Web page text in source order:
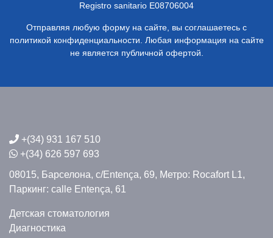
Registro sanitario E08706004
Отправляя любую форму на сайте, вы соглашаетесь с
политикой конфиденциальности. Любая информация на сайте
не является публичной офертой.
+(34) 931 167 510
+(34) 626 597 693
08015, Барселона, c/Entença, 69, Метро: Rocafort L1,
Паркинг: calle Entença, 61
Детская стоматология
Диагностика